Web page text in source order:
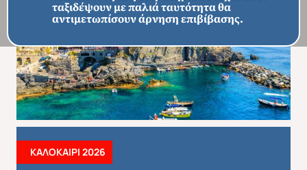
ταξιδέψουν με παλιά ταυτότητα θα
αντιμετωπίσουν άρνηση επιβίβασης.
ΚΑΛΟΚΑΙΡΙ 2026